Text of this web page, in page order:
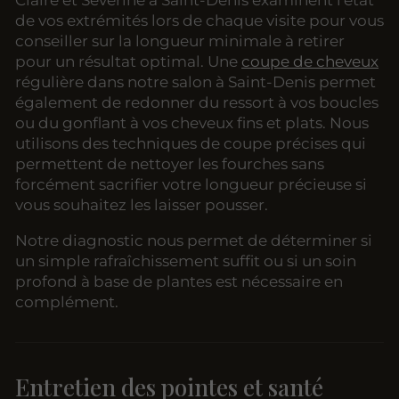
de vos extrémités lors de chaque visite pour vous
conseiller sur la longueur minimale à retirer
pour un résultat optimal. Une coupe de cheveux
régulière dans notre salon à Saint-Denis permet
également de redonner du ressort à vos boucles
ou du gonflant à vos cheveux fins et plats. Nous
utilisons des techniques de coupe précises qui
permettent de nettoyer les fourches sans
forcément sacrifier votre longueur précieuse si
vous souhaitez les laisser pousser.
Notre diagnostic nous permet de déterminer si
un simple rafraîchissement suffit ou si un soin
profond à base de plantes est nécessaire en
complément.
Entretien des pointes et santé